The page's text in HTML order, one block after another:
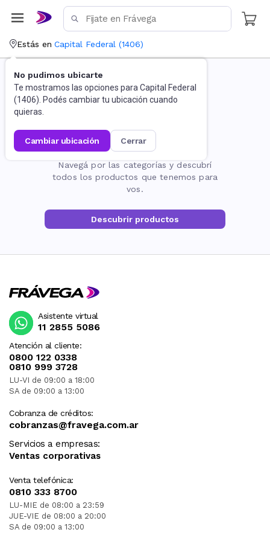
Estás en Capital Federal (1406)
No pudimos ubicarte
Te mostramos las opciones para Capital Federal
(1406). Podés cambiar tu ubicación cuando
quieras.
cambiar ubicación cerrar
La página no existe
Navegá por las categorías y descubrí
todos los productos que tenemos para
vos.
Descubrir productos
Atención al cliente:
0800 122 0338
0810 999 3728
LU-VI de 09:00 a 18:00
SA de 09:00 a 13:00
Cobranza de créditos:
cobranzas@fravega.com.ar
Servicios a empresas:
Ventas corporativas
Venta telefónica:
0810 333 8700
LU-MIE de 08:00 a 23:59
JUE-VIE de 08:00 a 20:00
SA de 09:00 a 13:00
Asistente virtual
11 2855 5086